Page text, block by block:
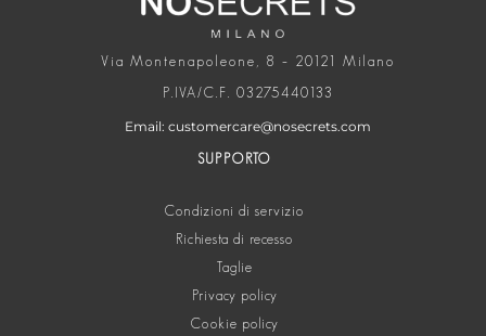
Via Montenapoleone, 8 – 20121 Milano
P.IVA/C.F. 03275440133
Email: customercare@nosecrets.com
SUPPORTO
Condizioni di servizio
Richiesta di recesso
Taglie
Privacy policy
Cookie policy